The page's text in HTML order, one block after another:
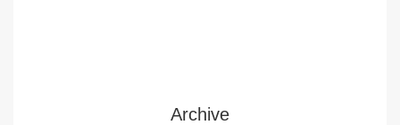
Archive